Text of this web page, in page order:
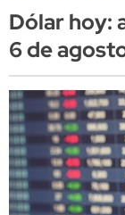
Dólar hoy:
6 de